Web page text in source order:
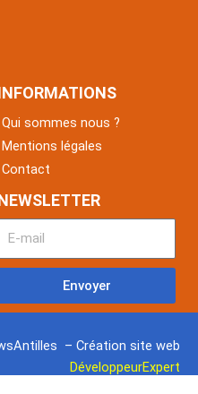
Qui sommes nous ?
Mentions légales
Contact
Envoyer
– Création site web
DéveloppeurExpert